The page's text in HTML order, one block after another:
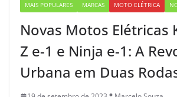
MAIS POPULARES MARCAS MOTO ELÉTRICA
Novas Motos Elétricas
Z e-1 e Ninja e-1: A
Urbana em Duas